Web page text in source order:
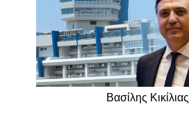
Βασίλης Κικίλιας